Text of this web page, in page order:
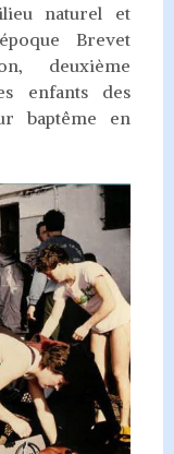
naturel et
Brevet
deuxième
enfants des
baptême en